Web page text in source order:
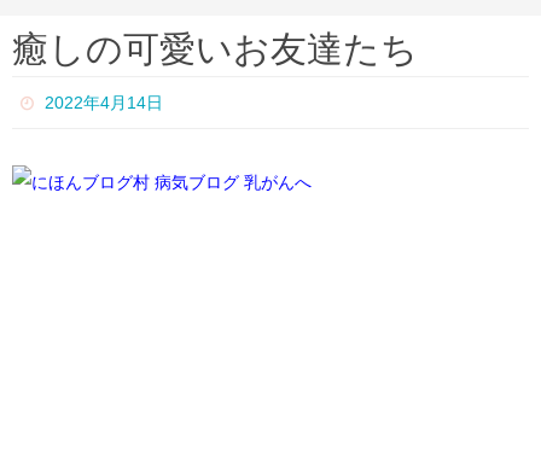
ム
癒しの可愛いお友達たち
2022年4月14日